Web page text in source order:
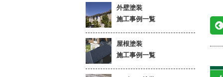
外壁塗装
施工事例一覧
屋根塗装
施工事例一覧